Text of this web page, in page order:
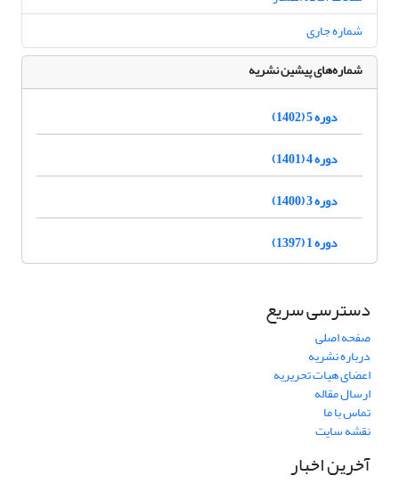
شماره جاری
شماره‌های پیشین نشریه
دوره 5 (1402)
دوره 4 (1401)
دوره 3 (1400)
دوره 1 (1397)
دسترسی سریع
صفحه اصلی
درباره نشریه
اعضای هیات تحریریه
ارسال مقاله
تماس با ما
نقشه سایت
آخرین اخبار